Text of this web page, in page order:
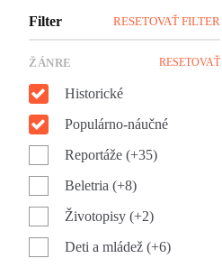
Filter RESETOVAŤ FILTER
ŽÁNRE RESETOVAŤ
Historické
Populárno-náučné
Reportáže (+35)
Beletria (+8)
Životopisy (+2)
Deti a mládež (+6)